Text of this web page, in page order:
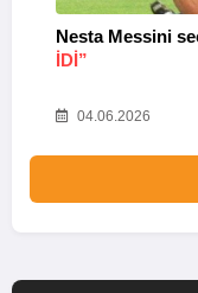
Nesta Messini
IDI”
04.06.2026